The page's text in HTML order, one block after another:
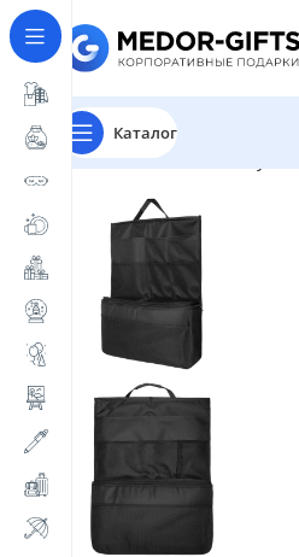
Каталог
Главная Магазин